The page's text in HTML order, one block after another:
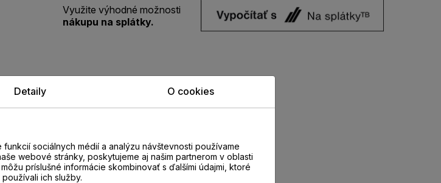
Využite výhodné možnosti
nákupu na splátky.
o vlastnostiach
Detaily O cookies
sociálnych médií a analýzu návštevnosti používame
webové stránky, poskytujeme aj našim partnerom v oblasti
príslušné informácie skombinovať s ďalšími údajmi, ktoré
ich služby.